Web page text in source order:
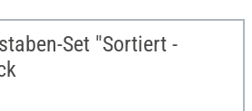
Set "Sortiert -